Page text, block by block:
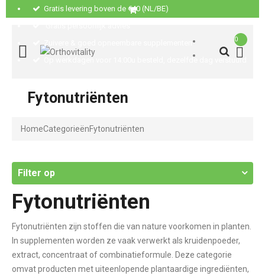
Gratis levering boven de €40 (NL/BE)
Zuivere & goed opneembare supplementen
Op werkdagen voor 14:00u besteld, dezelfde dag verstuurd
0
Fytonutriënten
HomeCategorieënFytonutriënten
Filter op
Fytonutriënten
Fytonutriënten zijn stoffen die van nature voorkomen in planten.
In supplementen worden ze vaak verwerkt als kruidenpoeder,
extract, concentraat of combinatieformule. Deze categorie
omvat producten met uiteenlopende plantaardige ingrediënten,